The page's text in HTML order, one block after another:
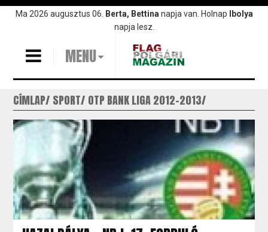
UgrásMa 2026 augusztus 06. Berta, Bettina napja van. Holnap
Ibolya
napja lesz.
MENU
CÍMLAP SPORT OTP BANK LIGA 2012-2013